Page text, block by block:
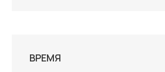
ВРЕМЯ